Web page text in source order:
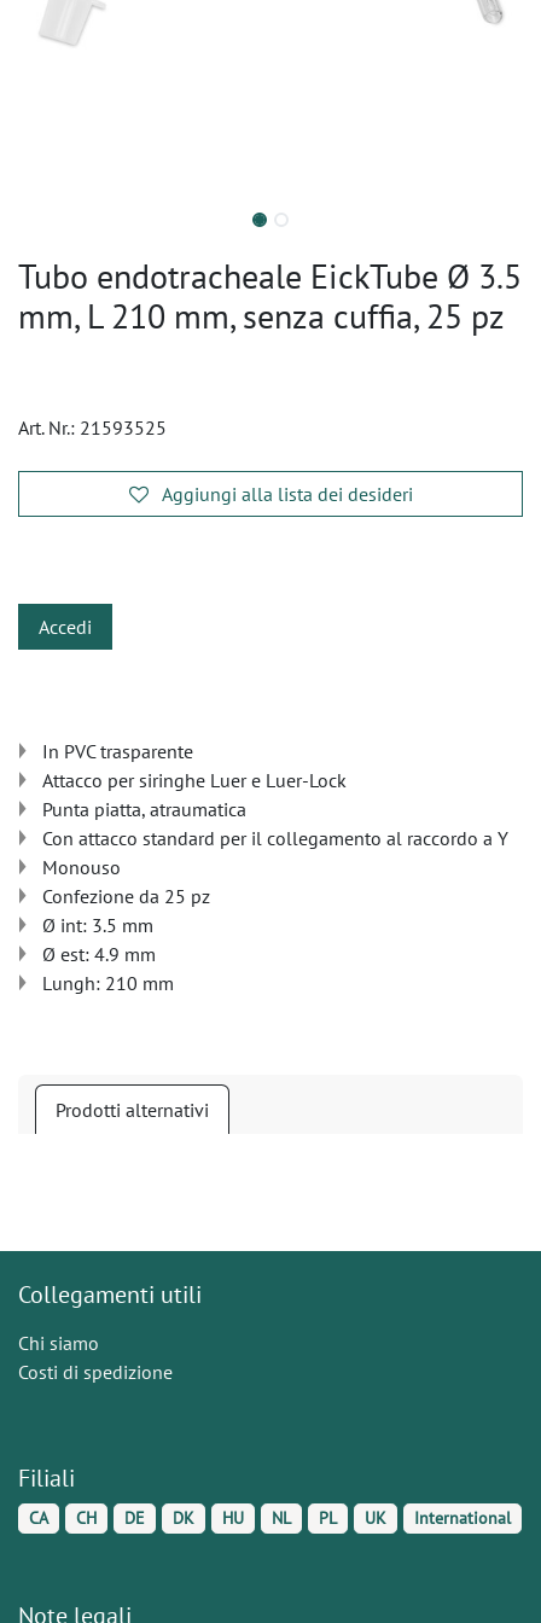
Tubo endotracheale EickTube Ø 3.5
mm, L 210 mm, senza cuffia, 25 pz
Art. Nr.: 21593525
Aggiungi alla lista dei desideri
Accedi
In PVC trasparente
Attacco per siringhe Luer e Luer-Lock
Punta piatta, atraumatica
Con attacco standard per il collegamento al raccordo a Y
Monouso
Confezione da 25 pz
Ø int: 3.5 mm
Ø est: 4.9 mm
Lungh: 210 mm
Prodotti alternativi
Collegamenti utili
Chi siamo
Costi di spedizione
Filiali
CA CH DE DK HU NL PL UK International
Note legali